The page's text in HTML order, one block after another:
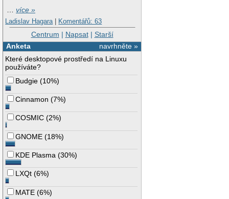
…více »
Ladislav Hagara | Komentářů: 63
Centrum | Napsat| Starší
navrhněte »
Anketa
Které desktopové prostředí na Linuxu
používáte?
Budgie (10%)
Cinnamon (7%)
COSMIC (2%)
GNOME (18%)
KDE Plasma (30%)
LXQt (6%)
MATE (6%)